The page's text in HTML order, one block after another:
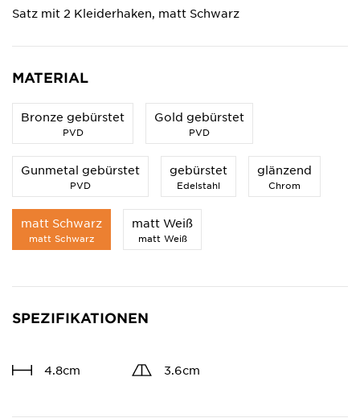
Satz mit 2 Kleiderhaken, matt Schwarz
MATERIAL
Bronze gebürstet
PVD
Gold gebürstet
PVD
Gunmetal gebürstet
PVD
gebürstet
Edelstahl
glänzend
Chrom
matt Schwarz
matt Schwarz
matt Weiß
matt Weiß
SPEZIFIKATIONEN
4.8cm 3.6cm